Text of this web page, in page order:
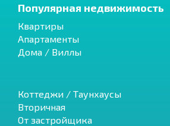
Популярная недвижимость
Квартиры
Апартаменты
Дома / Виллы
Коттеджи / Таунхаусы
Вторичная
От застройщика